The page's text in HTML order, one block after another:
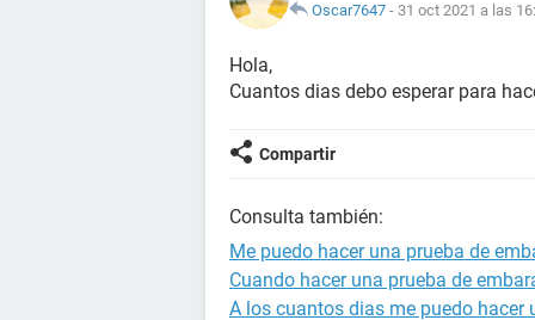
Oscar7647 - 31 oct 2021 a las
Hola,
Cuantos dias debo esperar para
Compartir
Consulta también:
Me puedo hacer una prueba de
Cuando hacer una prueba de
A los cuantos dias me puedo hacer